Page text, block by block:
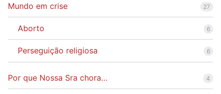
Mundo em crise 27
Aborto 6
Perseguição religiosa 6
Por que Nossa Sra chora… 4